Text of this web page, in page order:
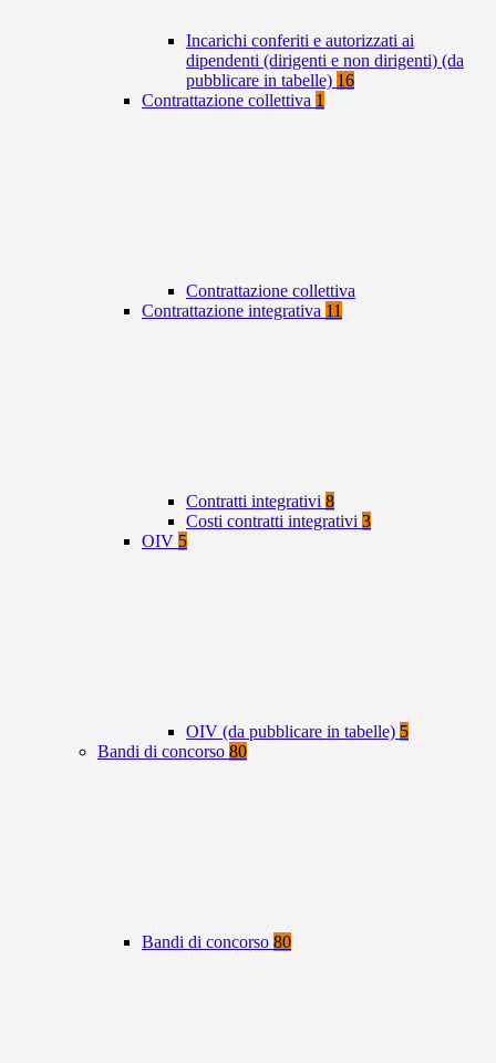
Incarichi conferiti e autorizzati ai
dipendenti (dirigenti e non dirigenti) (da
pubblicare in tabelle) 16
Contrattazione collettiva 1
Contrattazione collettiva
Contrattazione integrativa 11
Contratti integrativi 8
Costi contratti integrativi 3
OIV 5
OIV (da pubblicare in tabelle) 5
Bandi di concorso 80
Bandi di concorso 80